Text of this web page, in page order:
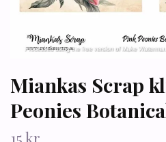
Miankas Scrap
Peonies
15 kr